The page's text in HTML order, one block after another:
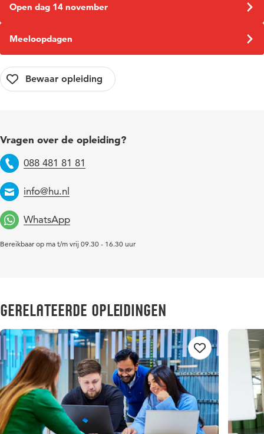
Open dag 14 november
Meeloopdagen
Vragen over de opleiding?
Telefoon
088 481 81 81
Email
info@hu.nl
WhatsApp
Bereikbaar op ma t/m vrij 09.30 - 16.30 uur
Gerelateerde opleidingen